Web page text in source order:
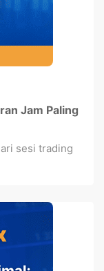
Jam Paling
sesi trading